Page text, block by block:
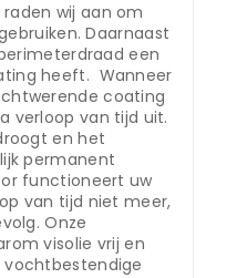
wij aan om
Daarnaast
een
heeft. Wanneer
coating
verloop van tijd uit.
en het
permanent
functioneert uw
van tijd niet meer,
Onze
visolie vrij en
vochtbestendige